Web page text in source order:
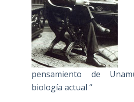
pensamiento de
biología actual “